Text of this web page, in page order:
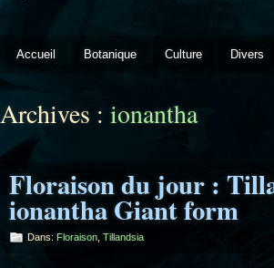
Accueil Botanique Culture Divers
Archives : ionantha
Floraison du jour :
ionantha Giant form
Dans: Floraison Tillandsia